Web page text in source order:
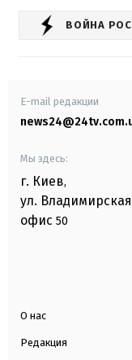
ВОЙНА
E-mail редакции
Мы здесь:
г. Киев,
ул. Владимирская
офис 50
О нас
Редакция